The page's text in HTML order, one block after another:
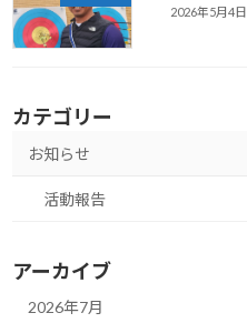
2026年5月4日
カテゴリー
お知らせ
活動報告
アーカイブ
2026年7月